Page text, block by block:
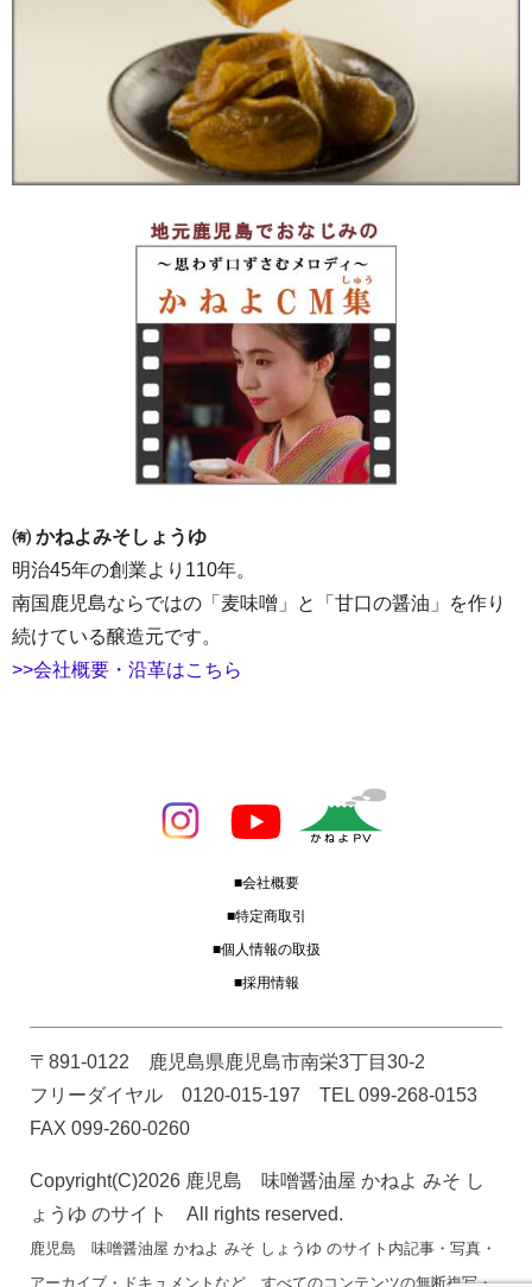
㈲ かねよみそしょうゆ
明治45年の創業より110年。
南国鹿児島ならではの「麦味噌」と「甘口の醤油」を作り
続けている醸造元です。
>>会社概要・沿革はこちら
■会社概要
■特定商取引
■個人情報の取扱
■採用情報
〒891-0122 鹿児島県鹿児島市南栄3丁目30-2
フリーダイヤル 0120-015-197 TEL 099-268-0153
FAX 099-260-0260
Copyright(C)2026 鹿児島 味噌醤油屋 かねよ みそ し
ょうゆ のサイト All rights reserved.
鹿児島 味噌醤油屋 かねよ みそ しょうゆ のサイト内記事・写真・
アーカイブ・ドキュメントなど、すべてのコンテンツの無断複写・